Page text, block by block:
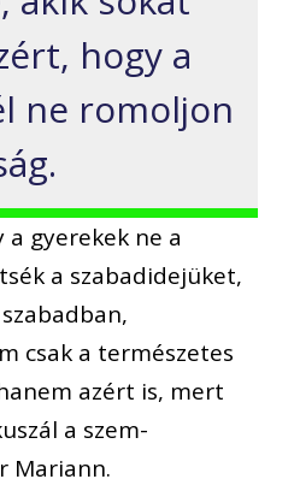
hogy a
ne romoljon
gyerekek ne a
a szabadidejüket,
csak a természetes
azért is, mert
a szem-
Mariann.